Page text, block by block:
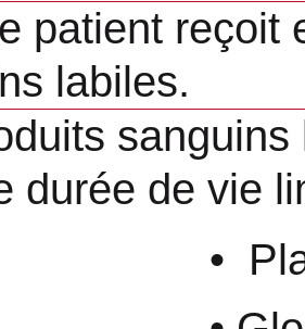
patient reçoit
labiles.
durée de vie